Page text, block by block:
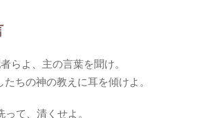
らよ、主の言葉を聞け。
ちの神の教えに耳を傾けよ。
って、清くせよ。